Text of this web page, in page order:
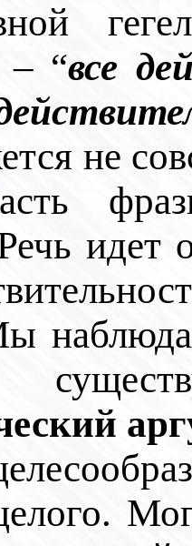
– “все
не
идет